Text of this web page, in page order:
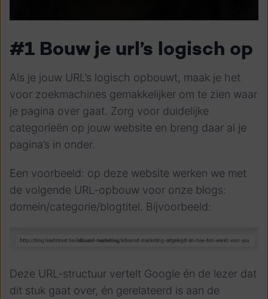
#1 Bouw je url’s logisch op
Als je jouw URL’s logisch opbouwt, maak je het
voor zoekmachines gemakkelijker om te zien waar
je pagina over gaat. Zorg voor duidelijke
categorieën op jouw website en breng daar al je
pagina’s in onder.
Een voorbeeld: op deze website werken we met
de volgende URL-opbouw voor onze blogs:
domein/categorie/blogtitel. Bijvoorbeeld:
Deze URL-structuur vertelt Google én de lezer dat
dit stuk gaat over, én gerelateerd is aan de